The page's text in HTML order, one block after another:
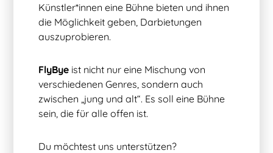
Künstler*innen eine Bühne bieten und ihnen
die Möglichkeit geben, Darbietungen
auszuprobieren.
FlyByeist nicht nur eine Mischung von
verschiedenen Genres, sondern auch
zwischen „jung und alt“. Es soll eine Bühne
sein, die für alle offen ist.
Du möchtest uns unterstützen?